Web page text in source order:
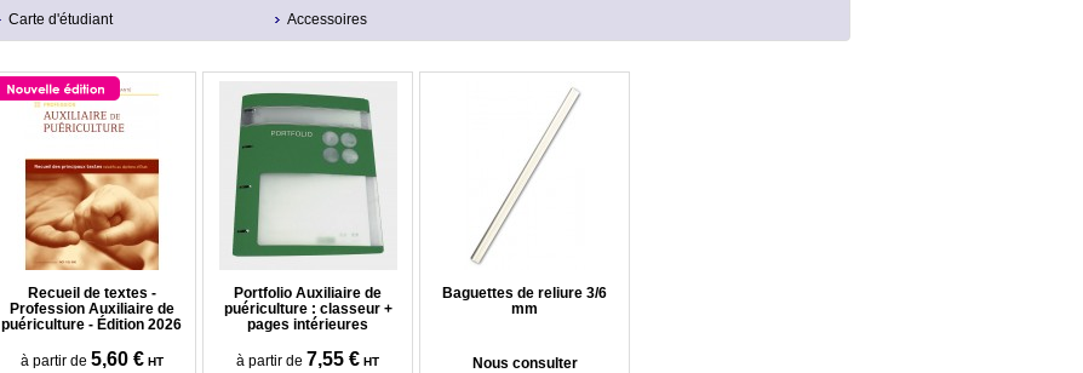
Carte d'étudiant
Accessoires
Recueil de textes -
Profession Auxiliaire de
puériculture - Édition 2026
à partir de 5,60 € HT
Portfolio Auxiliaire de
puériculture : classeur +
pages intérieures
à partir de 7,55 € HT
Baguettes de reliure 3/6
mm
Nous consulter